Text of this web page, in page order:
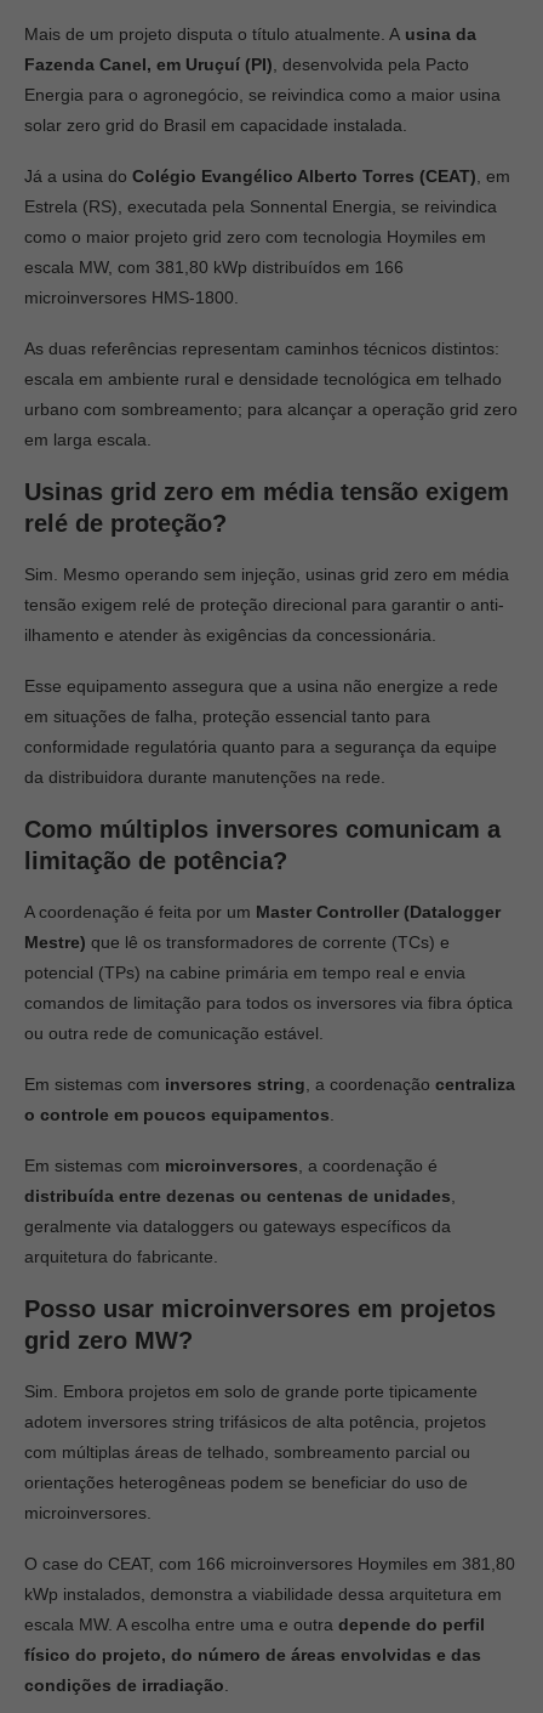
Mais de um projeto disputa o título atualmente. A usina da
Fazenda Canel, em Uruçuí (PI) , desenvolvida pela Pacto
Energia para o agronegócio, se reivindica como a maior usina
solar zero grid do Brasil em capacidade instalada.
Já a usina do Colégio Evangélico Alberto Torres (CEAT) , em
Estrela (RS), executada pela Sonnental Energia, se reivindica
como o maior projeto grid zero com tecnologia Hoymiles em
escala MW, com 381,80 kWp distribuídos em 166
microinversores HMS-1800.
As duas referências representam caminhos técnicos distintos:
escala em ambiente rural e densidade tecnológica em telhado
urbano com sombreamento; para alcançar a operação grid zero
em larga escala.
Usinas grid zero em média tensão exigem
relé de proteção?
Sim. Mesmo operando sem injeção, usinas grid zero em média
tensão exigem relé de proteção direcional para garantir o anti-
ilhamento e atender às exigências da concessionária.
Esse equipamento assegura que a usina não energize a rede
em situações de falha, proteção essencial tanto para
conformidade regulatória quanto para a segurança da equipe
da distribuidora durante manutenções na rede.
Como múltiplos inversores comunicam a
limitação de potência?
A coordenação é feita por um Master Controller (Datalogger
Mestre) que lê os transformadores de corrente (TCs) e
potencial (TPs) na cabine primária em tempo real e envia
comandos de limitação para todos os inversores via fibra óptica
ou outra rede de comunicação estável.
Em sistemas com inversores string , a coordenação centraliza
o controle em poucos equipamentos
Em sistemas com microinversores , a coordenação é
distribuída entre dezenas ou centenas de unidades
geralmente via dataloggers ou gateways específicos da
arquitetura do fabricante.
Posso usar microinversores em projetos
grid zero MW?
Sim. Embora projetos em solo de grande porte tipicamente
adotem inversores string trifásicos de alta potência, projetos
com múltiplas áreas de telhado, sombreamento parcial ou
orientações heterogêneas podem se beneficiar do uso de
microinversores.
O case do CEAT, com 166 microinversores Hoymiles em 381,80
kWp instalados, demonstra a viabilidade dessa arquitetura em
escala MW. A escolha entre uma e outra depende do perfil
físico do projeto, do número de áreas envolvidas e das
condições de irradiação